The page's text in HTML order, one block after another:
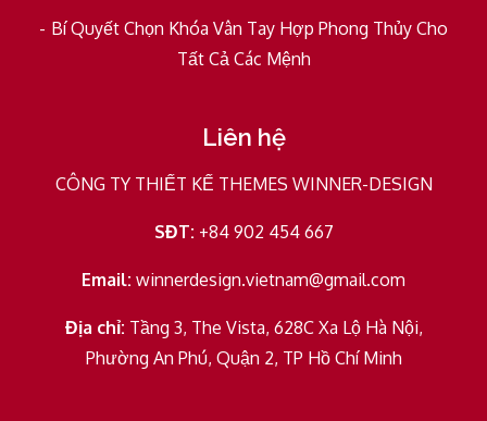
Bí Quyết Chọn Khóa Vân Tay Hợp Phong Thủy Cho
Tất Cả Các Mệnh
Liên hệ
CÔNG TY THIẾT KẾ THEMES WINNER-DESIGN
SĐT: +84 902 454 667
Email: winnerdesign.vietnam@gmail.com
Địa chỉ: Tầng 3, The Vista, 628C Xa Lộ Hà Nội,
Phường An Phú, Quận 2, TP Hồ Chí Minh